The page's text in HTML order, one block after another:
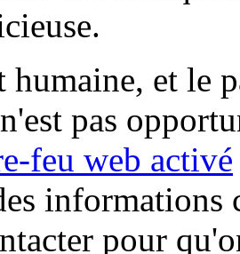
humaine, et le
pas
feu web activé
informations
pour